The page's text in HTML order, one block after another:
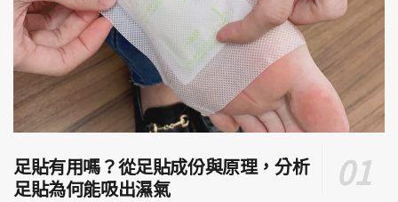
足貼有用嗎？從足貼成份與原理，分析
足貼為何能吸出濕氣